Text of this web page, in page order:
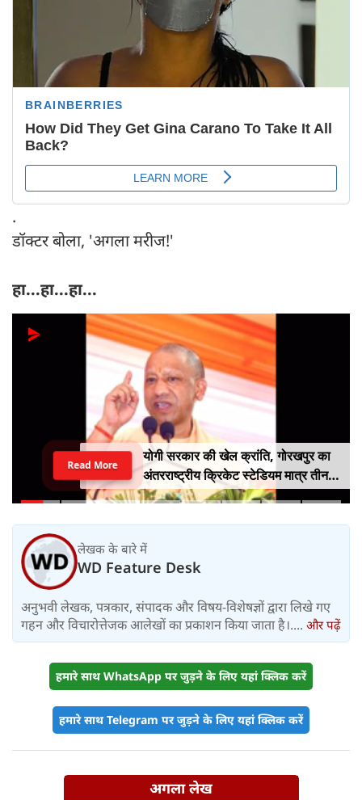
.
डॉक्टर बोला, 'अगला मरीज!'
हा...हा...हा...
योगी सरकार की खेल क्रांति, गोरखपुर का
अंतरराष्ट्रीय क्रिकेट स्टेडियम मात्र तीन
महीने में लगभग 20% तैयार
Read More
लेखक के बारे में
WD Feature Desk
अनुभवी लेखक, पत्रकार, संपादक और विषय-विशेषज्ञों द्वारा लिखे गए
गहन और विचारोत्तेजक आलेखों का प्रकाशन किया जाता है।.... और पढ़ें
हमारे साथ WhatsApp पर जुड़ने के लिए यहां क्लिक करें
हमारे साथ Telegram पर जुड़ने के लिए यहां क्लिक करें
अगला लेख